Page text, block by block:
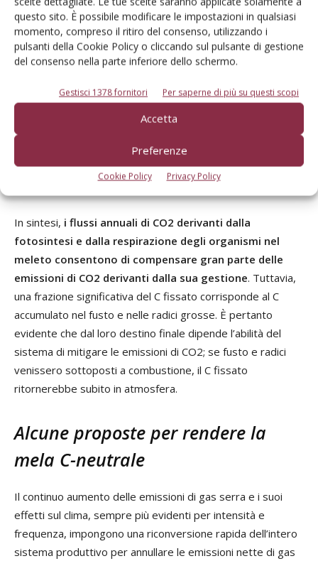
questo sito. È possibile modificare le impostazioni in qualsiasi
momento, compreso il ritiro del consenso, utilizzando i
pulsanti della Cookie Policy o cliccando sul pulsante di gestione
del consenso nella parte inferiore dello schermo.
Gestisci 1378 fornitori Per saperne di più su questi scopi
Accetta
Preferenze
Cookie Policy Privacy Policy
degli organi che crescono durante la stagione o sono
asportati (es. i frutti) oppure ritornano al suolo ed
alimentano il ciclo del detrito (es. foglie, legno di potatura,
tempistiche diverse, sotto forma di CO2 emessa dalla
respirazione. La frazione di carbonio che rimane per più
anni è quella che determina l’aumento di dimensioni delle
strutture legnose permanenti del frutteto (per circa l´85%),
mentre una frazione minore si stima possa corrispondere
ad un aumento di sostanza organica stabile nel suolo.
In sintesi, i flussi annuali di CO2 derivanti dalla
fotosintesi e dalla respirazione degli organismi nel
meleto consentono di compensare gran parte delle
emissioni di CO2 derivanti dalla sua gestione. Tuttavia,
una frazione significativa del C fissato corrisponde al C
accumulato nel fusto e nelle radici grosse. È pertanto
evidente che dal loro destino finale dipende l’abilità del
sistema di mitigare le emissioni di CO2; se fusto e radici
venissero sottoposti a combustione, il C fissato
ritornerebbe subito in atmosfera.
Alcune proposte per rendere la
mela C-neutrale
Il continuo aumento delle emissioni di gas serra e i suoi
effetti sul clima, sempre più evidenti per intensità e
frequenza, impongono una riconversione rapida dell’intero
sistema produttivo per annullare le emissioni nette di gas